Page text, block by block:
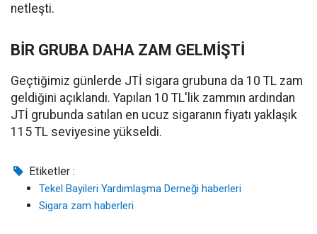
netleşti.
BİR GRUBA DAHA ZAM GELMİŞTİ
Geçtiğimiz günlerde JTİ sigara grubuna da 10 TL zam
geldiğini açıklandı. Yapılan 10 TL'lik zammın ardından
JTİ grubunda satılan en ucuz sigaranın fiyatı yaklaşık
115 TL seviyesine yükseldi.
Etiketler :
Tekel Bayileri Yardımlaşma Derneği haberleri
Sigara zam haberleri